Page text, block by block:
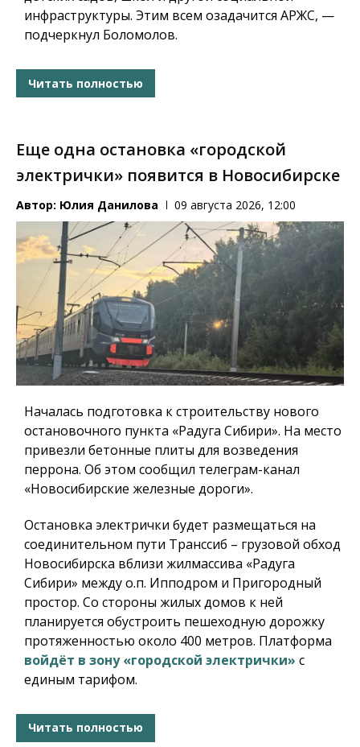
инфраструктуры. Этим всем озадачится АРЖС, —
подчеркнул Боломолов.
Читать полностью
Еще одна остановка «городской
электрички» появится в Новосибирске
Автор: Юлия Данилова 09 августа 2026, 12:00
Началась подготовка к строительству нового
остановочного пункта «Радуга Сибири». На место
привезли бетонные плиты для возведения
перрона. Об этом сообщил телеграм-канал
«Новосибирские железные дороги».
Остановка электрички будет размещаться на
соединительном пути Транссиб – грузовой обход
Новосибирска вблизи жилмассива «Радуга
Сибири» между о.п. Ипподром и Пригородный
простор. Со стороны жилых домов к ней
планируется обустроить пешеходную дорожку
протяженностью около 400 метров. Платформа
войдёт в зону «городской электрички» с
единым тарифом.
Читать полностью